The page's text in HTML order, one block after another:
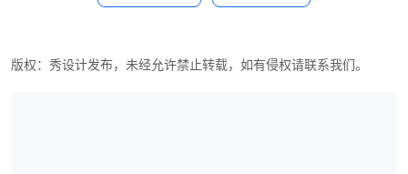
版权：秀设计发布，未经允许禁止转载，如有侵权请联系我们。